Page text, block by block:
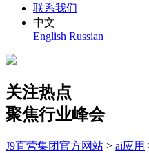
联系我们
中文
English Russian
关注热点
聚焦行业峰会
J9直营集团官方网站 > ai应用